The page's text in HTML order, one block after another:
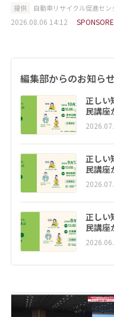
提供 自動車リサイクル促進セン
2026.08.06 14:12
編集部からのお知らせ
正しい
民講座
正しい
民講座
正しい
民講座